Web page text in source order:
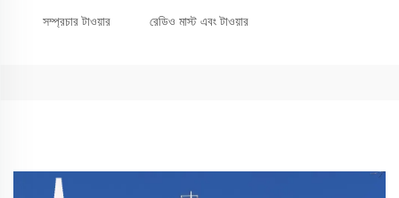
সম্প্রচার টাওয়ার রেডিও মাস্ট এবং টাওয়ার